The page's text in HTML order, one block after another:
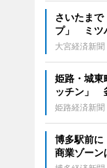
さいたまで
プ」 ミツ
大宮経済新聞
姫路・城東
ッチン」
姫路経済新聞
博多駅前に
商業ゾーン